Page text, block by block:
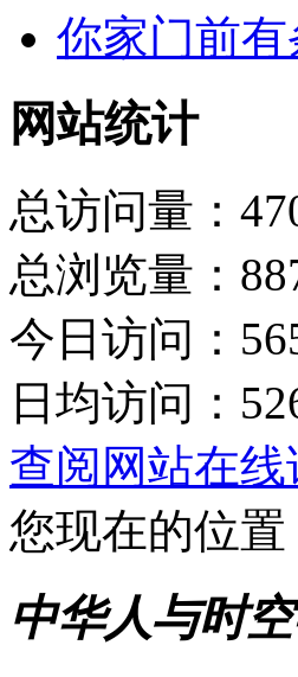
你家门前
网站统计
总访问量：
总浏览量：
今日访问：
日均访问：
查阅网站在线
您现在的位置
中华人与时